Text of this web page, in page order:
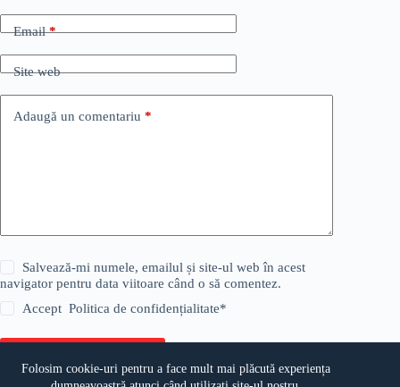
Folosim cookie-uri pentru a face mult mai plăcută experiența
Email*
Site web
Adaugă un comentariu *
Salvează-mi numele, emailul și site-ul web în acest
navigator pentru data viitoare când o să comentez.
AcceptPolitica de confidențialitate*